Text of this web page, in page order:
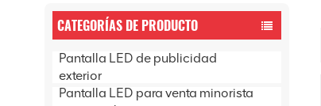
CATEGORÍAS DE PRODUCTO
Pantalla LED de publicidad
exterior
Pantalla LED para venta minorista